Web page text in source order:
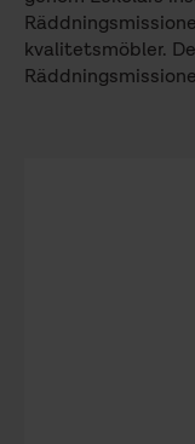
kvalitetsmöbler.